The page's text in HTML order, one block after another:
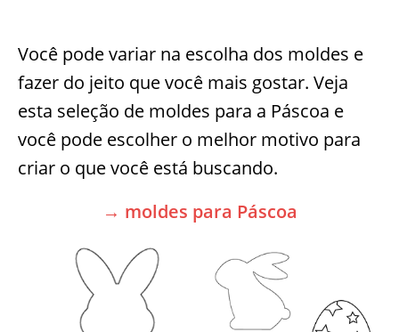
Você pode variar na escolha dos moldes e
fazer do jeito que você mais gostar. Veja
esta seleção de moldes para a Páscoa e
você pode escolher o melhor motivo para
criar o que você está buscando.
→ moldes para Páscoa